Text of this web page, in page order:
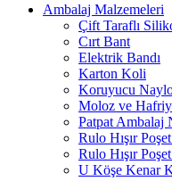
Ambalaj Malzemeleri
Çift Taraflı
Cırt Bant
Elektrik Bandı
Karton Koli
Koruyucu
Moloz ve
Patpat Ambalaj
Rulo Hışır
Rulo Hışır
U Köşe Kenar